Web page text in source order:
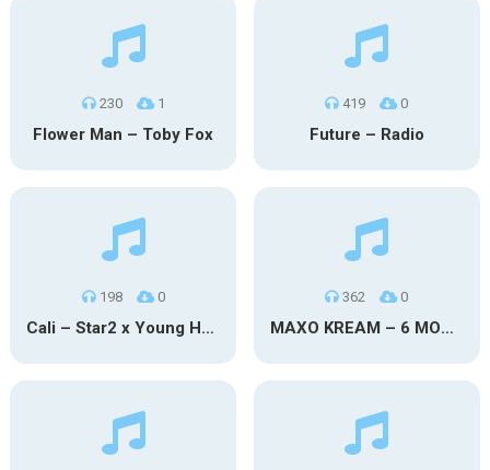
230 1
Flower Man – Toby Fox
419 0
Future – Radio
198 0
Cali – Star2 x Young Henny
362 0
MAXO KREAM – 6 MONTHS CLEAN